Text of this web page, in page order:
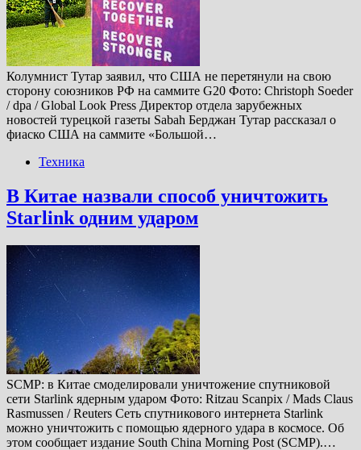
Колумнист Тутар заявил, что США не перетянули на свою
сторону союзников РФ на саммите G20 Фото: Christoph Soeder
/ dpa / Global Look Press Директор отдела зарубежных
новостей турецкой газеты Sabah Берджан Тутар рассказал о
фиаско США на саммите «Большой…
Техника
В Китае назвали способ уничтожить
Starlink одним ударом
SCMP: в Китае смоделировали уничтожение спутниковой
сети Starlink ядерным ударом Фoто: Ritzau Scanpix / Mads Claus
Rasmussen / Reuters Сеть спутникового интернета Starlink
можно уничтожить с помощью ядерного удара в космосе. Об
этом сообщает издание South China Morning Post (SCMP).…